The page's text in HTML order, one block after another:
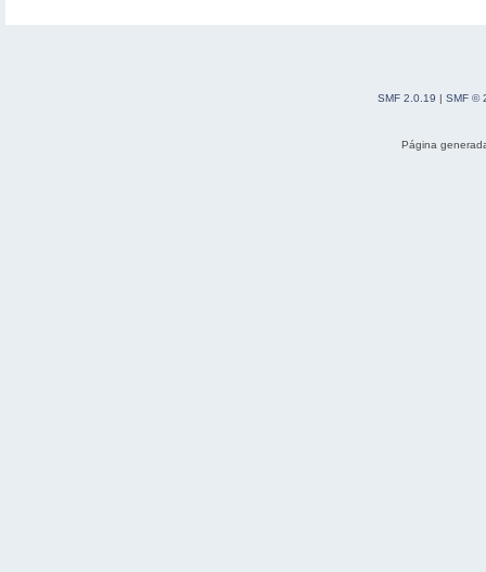
SMF 2.0.19 | SMF ©
Página